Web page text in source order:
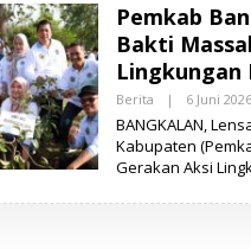
Pemkab
Bakti
Lingkungan
Berita | 6 Juni 2026
BANGKALAN,
Kabupaten
Gerakan Aksi